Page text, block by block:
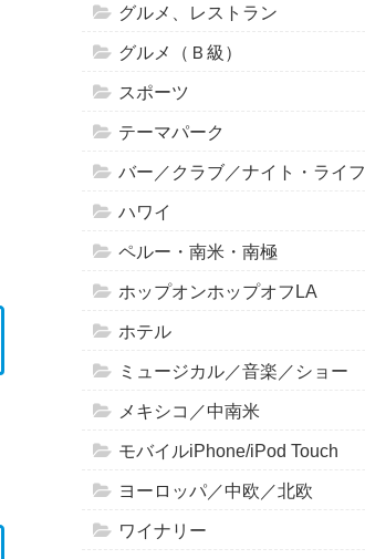
グルメ、レストラン
グルメ（Ｂ級）
スポーツ
テーマパーク
バー／クラブ／ナイト・ライフ
ハワイ
ペルー・南米・南極
ホップオンホップオフLA
ホテル
ミュージカル／音楽／ショー
メキシコ／中南米
モバイルiPhone/iPod Touch
ヨーロッパ／中欧／北欧
ワイナリー